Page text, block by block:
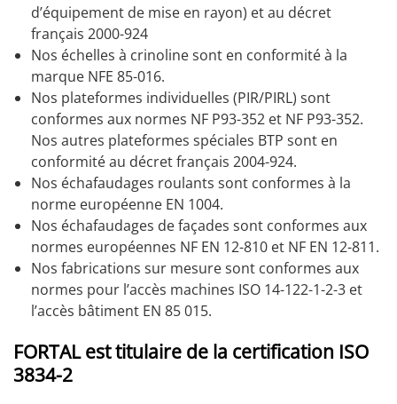
d’équipement de mise en rayon) et au décret
français 2000-924
Nos échelles à crinoline sont en conformité à la
marque NFE 85-016.
Nos plateformes individuelles (PIR/PIRL) sont
conformes aux normes NF P93-352 et NF P93-352.
Nos autres plateformes spéciales BTP sont en
conformité au décret français 2004-924.
Nos échafaudages roulants sont conformes à la
norme européenne EN 1004.
Nos échafaudages de façades sont conformes aux
normes européennes NF EN 12-810 et NF EN 12-811.
Nos fabrications sur mesure sont conformes aux
normes pour l’accès machines ISO 14-122-1-2-3 et
l’accès bâtiment EN 85 015.
FORTAL est titulaire de la certification ISO
3834-2